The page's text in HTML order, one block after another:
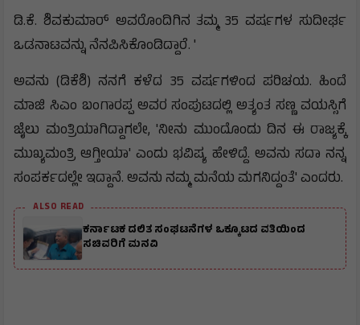
ಡಿ.ಕೆ. ಶಿವಕುಮಾರ್ ಅವರೊಂದಿಗಿನ ತಮ್ಮ 35 ವರ್ಷಗಳ ಸುದೀರ್ಘ
ಒಡನಾಟವನ್ನು ನೆನಪಿಸಿಕೊಂಡಿದ್ದಾರೆ. '
ಅವನು (ಡಿಕೆಶಿ) ನನಗೆ ಕಳೆದ 35 ವರ್ಷಗಳಿಂದ ಪರಿಚಯ. ಹಿಂದೆ
ಮಾಜಿ ಸಿಎಂ ಬಂಗಾರಪ್ಪ ಅವರ ಸಂಪುಟದಲ್ಲಿ ಅತ್ಯಂತ ಸಣ್ಣ ವಯಸ್ಸಿಗೆ
ಜೈಲು ಮಂತ್ರಿಯಾಗಿದ್ದಾಗಲೇ, 'ನೀನು ಮುಂದೊಂದು ದಿನ ಈ ರಾಜ್ಯಕ್ಕೆ
ಮುಖ್ಯಮಂತ್ರಿ ಆಗ್ತೀಯಾ' ಎಂದು ಭವಿಷ್ಯ ಹೇಳಿದ್ದೆ. ಅವನು ಸದಾ ನನ್ನ
ಸಂಪರ್ಕದಲ್ಲೇ ಇದ್ದಾನೆ. ಅವನು ನಮ್ಮ ಮನೆಯ ಮಗನಿದ್ದಂತೆ' ಎಂದರು.
ALSO READ
ಕರ್ನಾಟಕ ದಲಿತ ಸಂಘಟನೆಗಳ ಒಕ್ಕೂಟದ ವತಿಯಿಂದ
ಸಚಿವರಿಗೆ ಮನವಿ